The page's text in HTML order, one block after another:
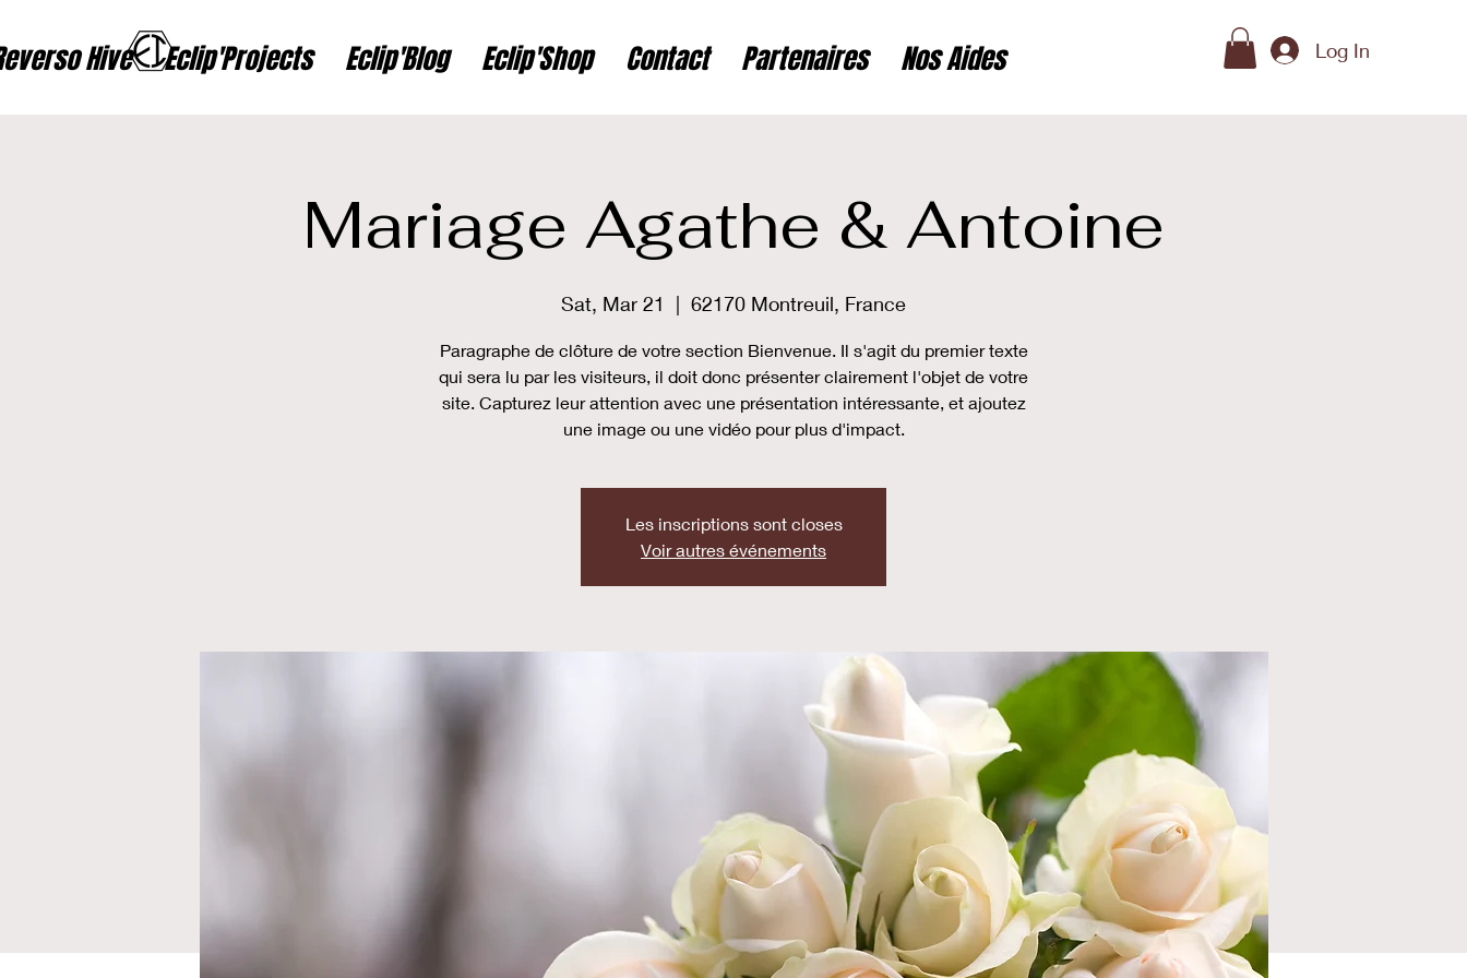
Hive Eclip'Projects Eclip'Blog Eclip'Shop Contact Partenaires Nos Aides Log In
Mariage Agathe & Antoine
Sat, Mar 21
  |
62170 Montreuil, France
Paragraphe de clôture de votre section Bienvenue. Il s'agit du premier texte
qui sera lu par les visiteurs, il doit donc présenter clairement l'objet de votre
site. Capturez leur attention avec une présentation intéressante, et ajoutez
une image ou une vidéo pour plus d'impact.
Les inscriptions sont closes
Voir autres événements